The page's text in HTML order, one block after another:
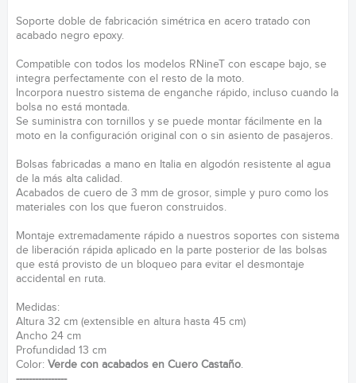
Soporte doble de fabricación simétrica en acero tratado con
acabado negro epoxy.
Compatible con todos los modelos RNineT con escape bajo, se
integra perfectamente con el resto de la moto.
Incorpora nuestro sistema de enganche rápido, incluso cuando la
bolsa no está montada.
Se suministra con tornillos y se puede montar fácilmente en la
moto en la configuración original con o sin asiento de pasajeros.
Bolsas fabricadas a mano en Italia en algodón resistente al agua
de la más alta calidad.
Acabados de cuero de 3 mm de grosor, simple y puro como los
materiales con los que fueron construidos.
Montaje extremadamente rápido a nuestros soportes con sistema
de liberación rápida aplicado en la parte posterior de las bolsas
que está provisto de un bloqueo para evitar el desmontaje
accidental en ruta.
Medidas:
Altura 32 cm (extensible en altura hasta 45 cm)
Ancho 24 cm
Profundidad 13 cm
Color: Verde con acabados en Cuero Castaño.
----------------